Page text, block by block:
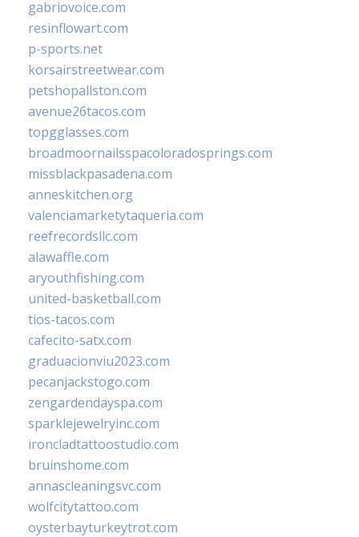
gabriovoice.com
resinflowart.com
p-sports.net
korsairstreetwear.com
petshopallston.com
avenue26tacos.com
topgglasses.com
broadmoornailsspacoloradosprings.com
missblackpasadena.com
anneskitchen.org
valenciamarketytaqueria.com
reefrecordsllc.com
alawaffle.com
aryouthfishing.com
united-basketball.com
tios-tacos.com
cafecito-satx.com
graduacionviu2023.com
pecanjackstogo.com
zengardendayspa.com
sparklejewelryinc.com
ironcladtattoostudio.com
bruinshome.com
annascleaningsvc.com
wolfcitytattoo.com
oysterbayturkeytrot.com